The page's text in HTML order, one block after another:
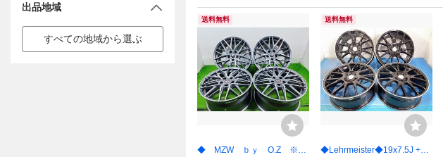
送料無料
◆ MZW ｂｙ O.Z ※17
送料無料
◆Lehrmeister◆19x7.5J +48
出品地域
すべての地域から選ぶ